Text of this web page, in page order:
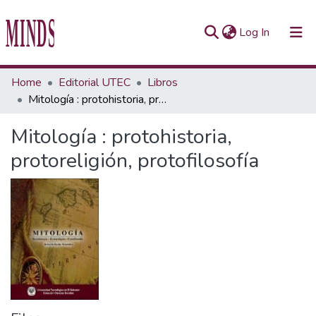
Log In (current)
Communities & Collections
All of Repository UTEC
Statistics
Home Editorial UTEC
Libros
Mitología : protohistoria, protoreligión, protofilosofía
Mitología : protohistoria,
protoreligión, protofilosofía